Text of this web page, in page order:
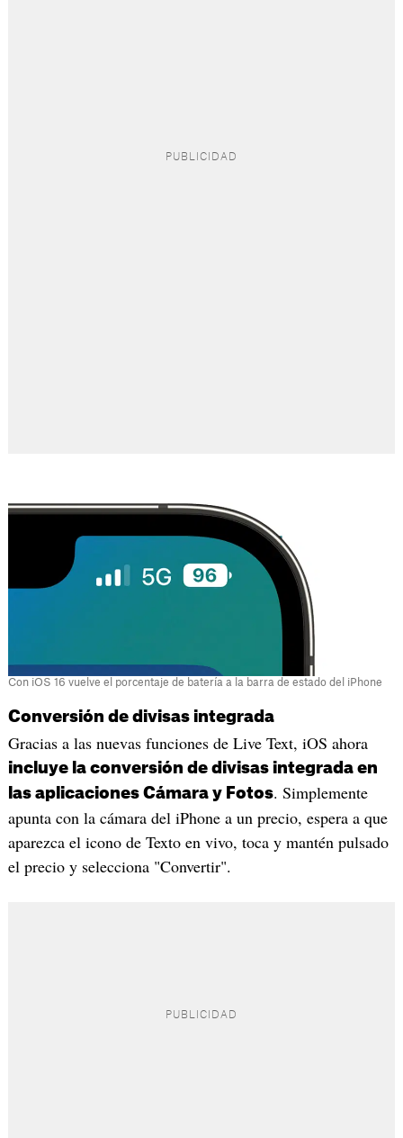
Con iOS 16 vuelve el porcentaje de batería a la barra de estado del iPhone
Conversión de divisas integrada
Gracias a las nuevas funciones de Live Text, iOS ahora
incluye la conversión de divisas integrada en
las aplicaciones Cámara y Fotos. Simplemente
apunta con la cámara del iPhone a un precio, espera a que
aparezca el icono de Texto en vivo, toca y mantén pulsado
el precio y selecciona "Convertir".